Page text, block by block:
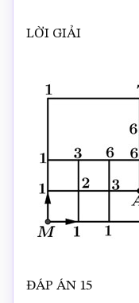
LỜI GIẢI
ĐÁP ÁN 15